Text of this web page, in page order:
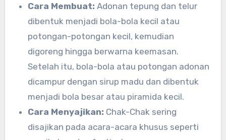
Cara Membuat: Adonan tepung dan telur
dibentuk menjadi bola-bola kecil atau
potongan-potongan kecil, kemudian
digoreng hingga berwarna keemasan.
Setelah itu, bola-bola atau potongan adonan
dicampur dengan sirup madu dan dibentuk
menjadi bola besar atau piramida kecil.
Cara Menyajikan: Chak-Chak sering
disajikan pada acara-acara khusus seperti